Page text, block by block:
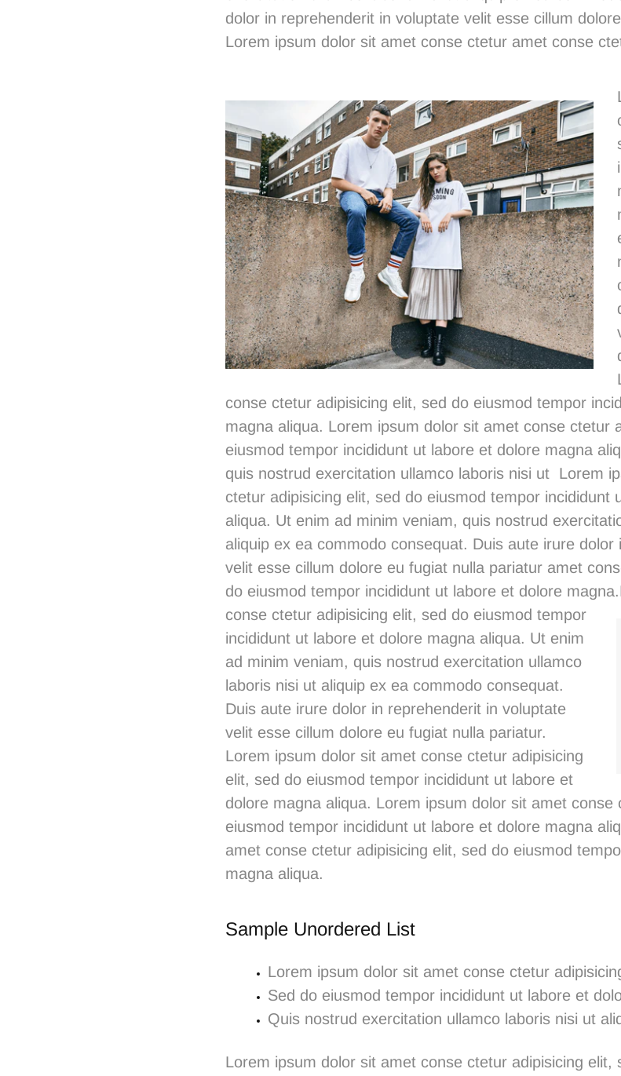
dolor in reprehenderit in voluptate velit esse cillum
Lorem ipsum dolor sit amet conse ctetur amet conse
conse ctetur adipisicing elit, sed do eiusmod tempor
magna aliqua. Lorem ipsum dolor sit amet conse ctetur
eiusmod tempor incididunt ut labore et dolore magna
quis nostrud exercitation ullamco laboris nisi ut Lorem
ctetur adipisicing elit, sed do eiusmod tempor incididunt
aliqua. Ut enim ad minim veniam, quis nostrud
aliquip ex ea commodo consequat. Duis aute irure
velit esse cillum dolore eu fugiat nulla pariatur amet
do eiusmod tempor incididunt ut labore et dolore magna.
conse ctetur adipisicing elit, sed do eiusmod tempor
incididunt ut labore et dolore magna aliqua. Ut enim
ad minim veniam, quis nostrud exercitation ullamco
laboris nisi ut aliquip ex ea commodo consequat.
Duis aute irure dolor in reprehenderit in voluptate
velit esse cillum dolore eu fugiat nulla pariatur.
Lorem ipsum dolor sit amet conse ctetur adipisicing
elit, sed do eiusmod tempor incididunt ut labore et
dolore magna aliqua. Lorem ipsum dolor sit amet conse
eiusmod tempor incididunt ut labore et dolore magna
amet conse ctetur adipisicing elit, sed do eiusmod
magna aliqua.
Sample Unordered List
Lorem ipsum dolor sit amet conse ctetur
Sed do eiusmod tempor incididunt ut labore et
Quis nostrud exercitation ullamco laboris nisi ut
Lorem ipsum dolor sit amet conse ctetur adipisicing elit,